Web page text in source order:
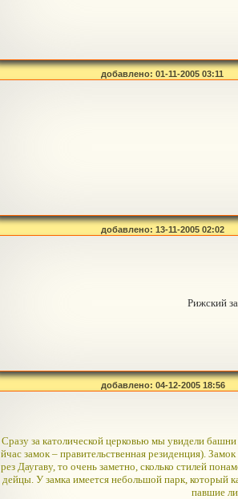
добавлено: 01-11-2005 03:11
добавлено: 13-11-2005 02:02
Рижский
добавлено: 04-12-2005 18:56
Сразу за католической церковью мы увидели
йчас замок – правительственная резиденция).
рез Даугаву, то очень заметно, сколько стилей
дейцы. У замка имеется небольшой парк, который
павшие